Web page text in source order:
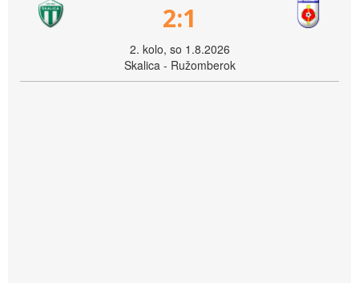
2:1
2. kolo, so 1.8.2026
Skalica - Ružomberok